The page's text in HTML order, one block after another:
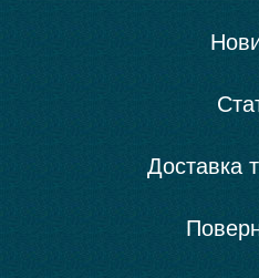
Доставка